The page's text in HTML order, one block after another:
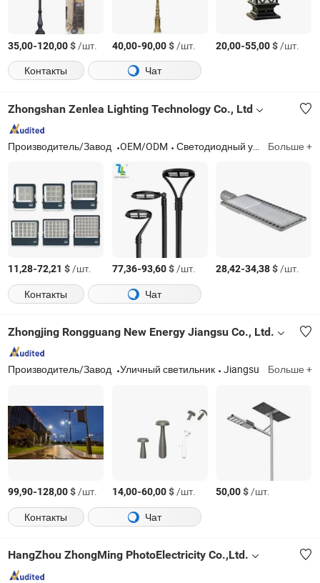
35,00-120,00$/шт. 40,00-90,00$/шт. 20,00-55,00$/шт.
Контакты
Чат
Zhongshan Zenlea Lighting Technology Co., Ltd
Производитель/Завод OEM/ODM Светодиодный уличный светильник, уличный светильник, солнечный уличный светильник, светодиодный светильник для высоких потолков, светодиодный мачтовый светильник, светодиодный модуль, солнечные Flood Lights, стадионные огни, инженерный уличный светильник Больше +
11,28-72,21 $/шт. 77,36-93,60$/шт. 28,42-34,38$/шт.
Контакты
Чат
Zhongjing Rongguang New Energy Jiangsu Co., Ltd.
Производитель/Завод Уличный светильник Jiangsu Больше +
99,90-128,00$/шт. 14,00-60,00$/шт. 50,00$/шт.
Контакты
Чат
HangZhou ZhongMing PhotoElectricity Co.,Ltd.